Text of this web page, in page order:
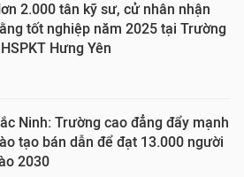
2.000 tân kỹ sư, cử nhân nhận
tốt nghiệp năm 2025 tại Trường
Hưng Yên
Ninh: Trường cao đẳng đẩy mạnh
tạo bán dẫn để đạt 13.000 người
2030